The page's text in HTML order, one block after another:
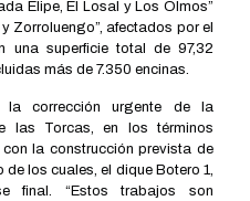
Elipe, El Losal y Los Olmos”
Zorroluengo”, afectados por el
una superficie total de 97,32
más de 7.350 encinas.
la corrección urgente de la
las Torcas, en los términos
la construcción prevista de
los cuales, el dique Botero 1,
final. “Estos trabajos son